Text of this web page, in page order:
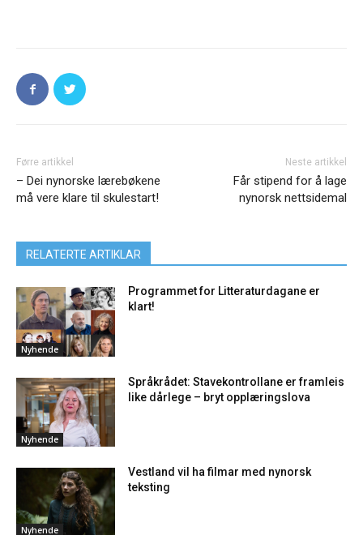
Førre artikkel
– Dei nynorske lærebøkene
må vere klare til skulestart!
Neste artikkel
Får stipend for å lage
nynorsk nettsidemal
RELATERTE ARTIKLAR
Nyhende
Programmet for Litteraturdagane er
klart!
Nyhende
Språkrådet: Stavekontrollane er framleis
like dårlege – bryt opplæringslova
Nyhende
Vestland vil ha filmar med nynorsk
teksting